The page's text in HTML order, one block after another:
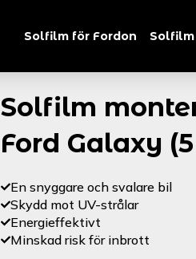
Solfilm för Fordon
Solfilm
Ford Galaxy
En snyggare och svalare bil
Skydd mot UV-strålar
Energieffektivt
Minskad risk för inbrott